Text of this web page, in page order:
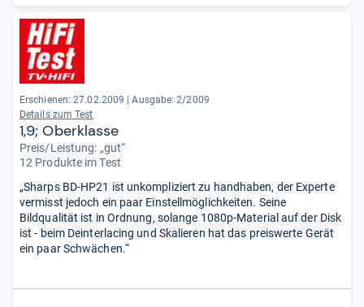
Erschienen: 27.02.2009
Ausgabe: 2/2009
Details zum Test
1,9; Oberklasse
Preis/Leistung: „gut“
12 Produkte im Test
„Sharps BD-HP21 ist unkompliziert zu handhaben, der Experte
vermisst jedoch ein paar Einstellmöglichkeiten. Seine
Bildqualität ist in Ordnung, solange 1080p-Material auf der Disk
ist - beim Deinterlacing und Skalieren hat das preiswerte Gerät
ein paar Schwächen.“